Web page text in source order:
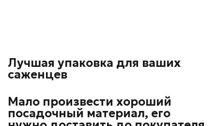
Лучшая упаковка для ваших
саженцев
Мало произвести хороший
посадочный материал, его